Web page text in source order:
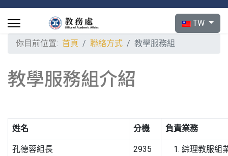
選擇你的語言
TW
你目前位置: 首頁 聯絡方式 教學服務組
教學服務組介紹
姓名 分機 負責業務
孔德蓉組長
2935
綜理教服組